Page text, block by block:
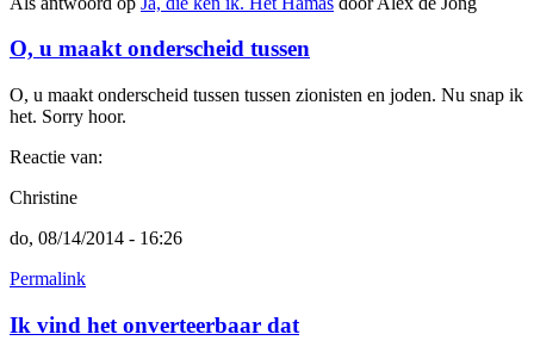
O, u maakt onderscheid tussen
O, u maakt onderscheid tussen tussen zionisten en joden. Nu snap ik
het. Sorry hoor.
Reactie van:
Christine
do, 08/14/2014 - 16:26
Permalink
Ik vind het onverteerbaar dat